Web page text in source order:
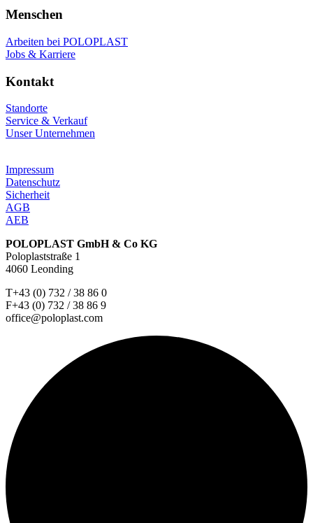
Menschen
Arbeiten bei POLOPLAST
Jobs & Karriere
Kontakt
Standorte
Service & Verkauf
Unser Unternehmen
Impressum
Datenschutz
Sicherheit
AGB
AEB
POLOPLAST GmbH & Co KG
Poloplaststraße 1
4060 Leonding
T+43 (0) 732 / 38 86 0
F+43 (0) 732 / 38 86 9
office@poloplast.com